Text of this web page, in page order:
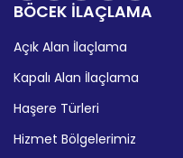
BÖCEK İLAÇLAMA
Açık Alan İlaçlama
Kapalı Alan İlaçlama
Haşere Türleri
Hizmet Bölgelerimiz